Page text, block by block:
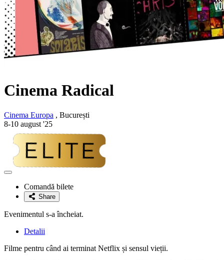
Cinema Radical
Cinema Europa , București
8-10 august '25
Adaugă
favoriteComandă bilete
Share
Evenimentul s-a încheiat.
Detalii
Filme pentru când ai terminat Netflix și sensul vieții.